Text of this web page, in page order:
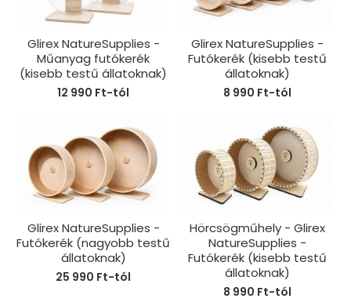
Glirex NatureSupplies -
Műanyag futókerék
(kisebb testű állatoknak)
12 990 Ft-tól
Glirex NatureSupplies -
Futókerék (kisebb testű
állatoknak)
8 990 Ft-tól
Glirex NatureSupplies -
Futókerék (nagyobb testű
állatoknak)
25 990 Ft-tól
Hörcsögműhely - Glirex
NatureSupplies -
Futókerék (kisebb testű
állatoknak)
8 990 Ft-tól